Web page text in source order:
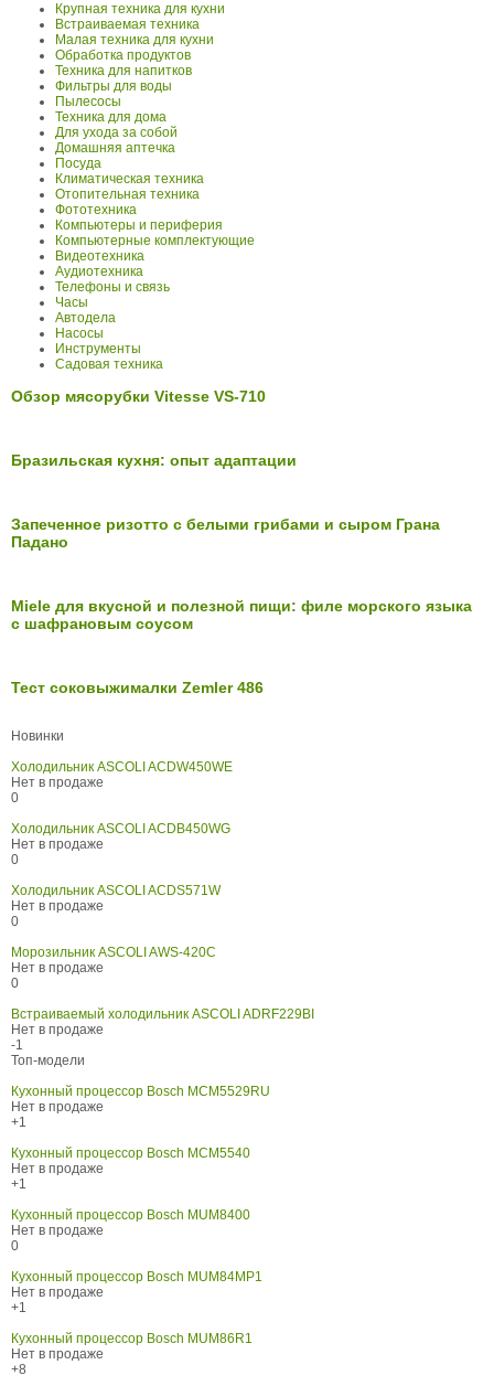
Крупная техника для кухни
Встраиваемая техника
Малая техника для кухни
Обработка продуктов
Техника для напитков
Фильтры для воды
Пылесосы
Техника для дома
Для ухода за собой
Домашняя аптечка
Посуда
Климатическая техника
Отопительная техника
Фототехника
Компьютеры и периферия
Компьютерные комплектующие
Видеотехника
Аудиотехника
Телефоны и связь
Часы
Автодела
Насосы
Инструменты
Садовая техника
Обзор мясорубки Vitesse VS-710
Бразильская кухня: опыт адаптации
Запеченное ризотто с белыми грибами и сыром Грана
Падано
Miele для вкусной и полезной пищи: филе морского языка
с шафрановым соусом
Тест соковыжималки Zemler 486
Новинки
Холодильник ASCOLI ACDW450WE
Нет в продаже
0
Холодильник ASCOLI ACDB450WG
Нет в продаже
0
Холодильник ASCOLI ACDS571W
Нет в продаже
0
Морозильник ASCOLI AWS-420C
Нет в продаже
0
Встраиваемый холодильник ASCOLI ADRF229BI
Нет в продаже
-1
Топ-модели
Кухонный процессор Bosch MCM5529RU
Нет в продаже
+1
Кухонный процессор Bosch MCM5540
Нет в продаже
+1
Кухонный процессор Bosch MUM8400
Нет в продаже
0
Кухонный процессор Bosch MUM84MP1
Нет в продаже
+1
Кухонный процессор Bosch MUM86R1
Нет в продаже
+8